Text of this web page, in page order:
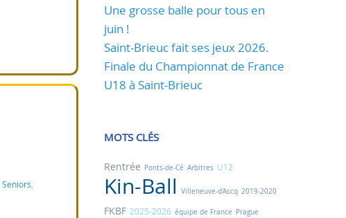
Seniors,
Une grosse balle pour tous en
juin !
Saint-Brieuc fait ses jeux 2026.
Finale du Championnat de France
U18 à Saint-Brieuc
MOTS CLÉS
Rentrée Ponts-de-Cé Arbitres U12
Kin-Ball Villeneuve-d'Ascq 2019-2020
FKBF 2025-2026 équipe de France Prague